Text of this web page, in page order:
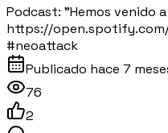
Podcast: "Hemos venido
https://open.spotify.com/
#neoattack
Publicado hace 7
76
2